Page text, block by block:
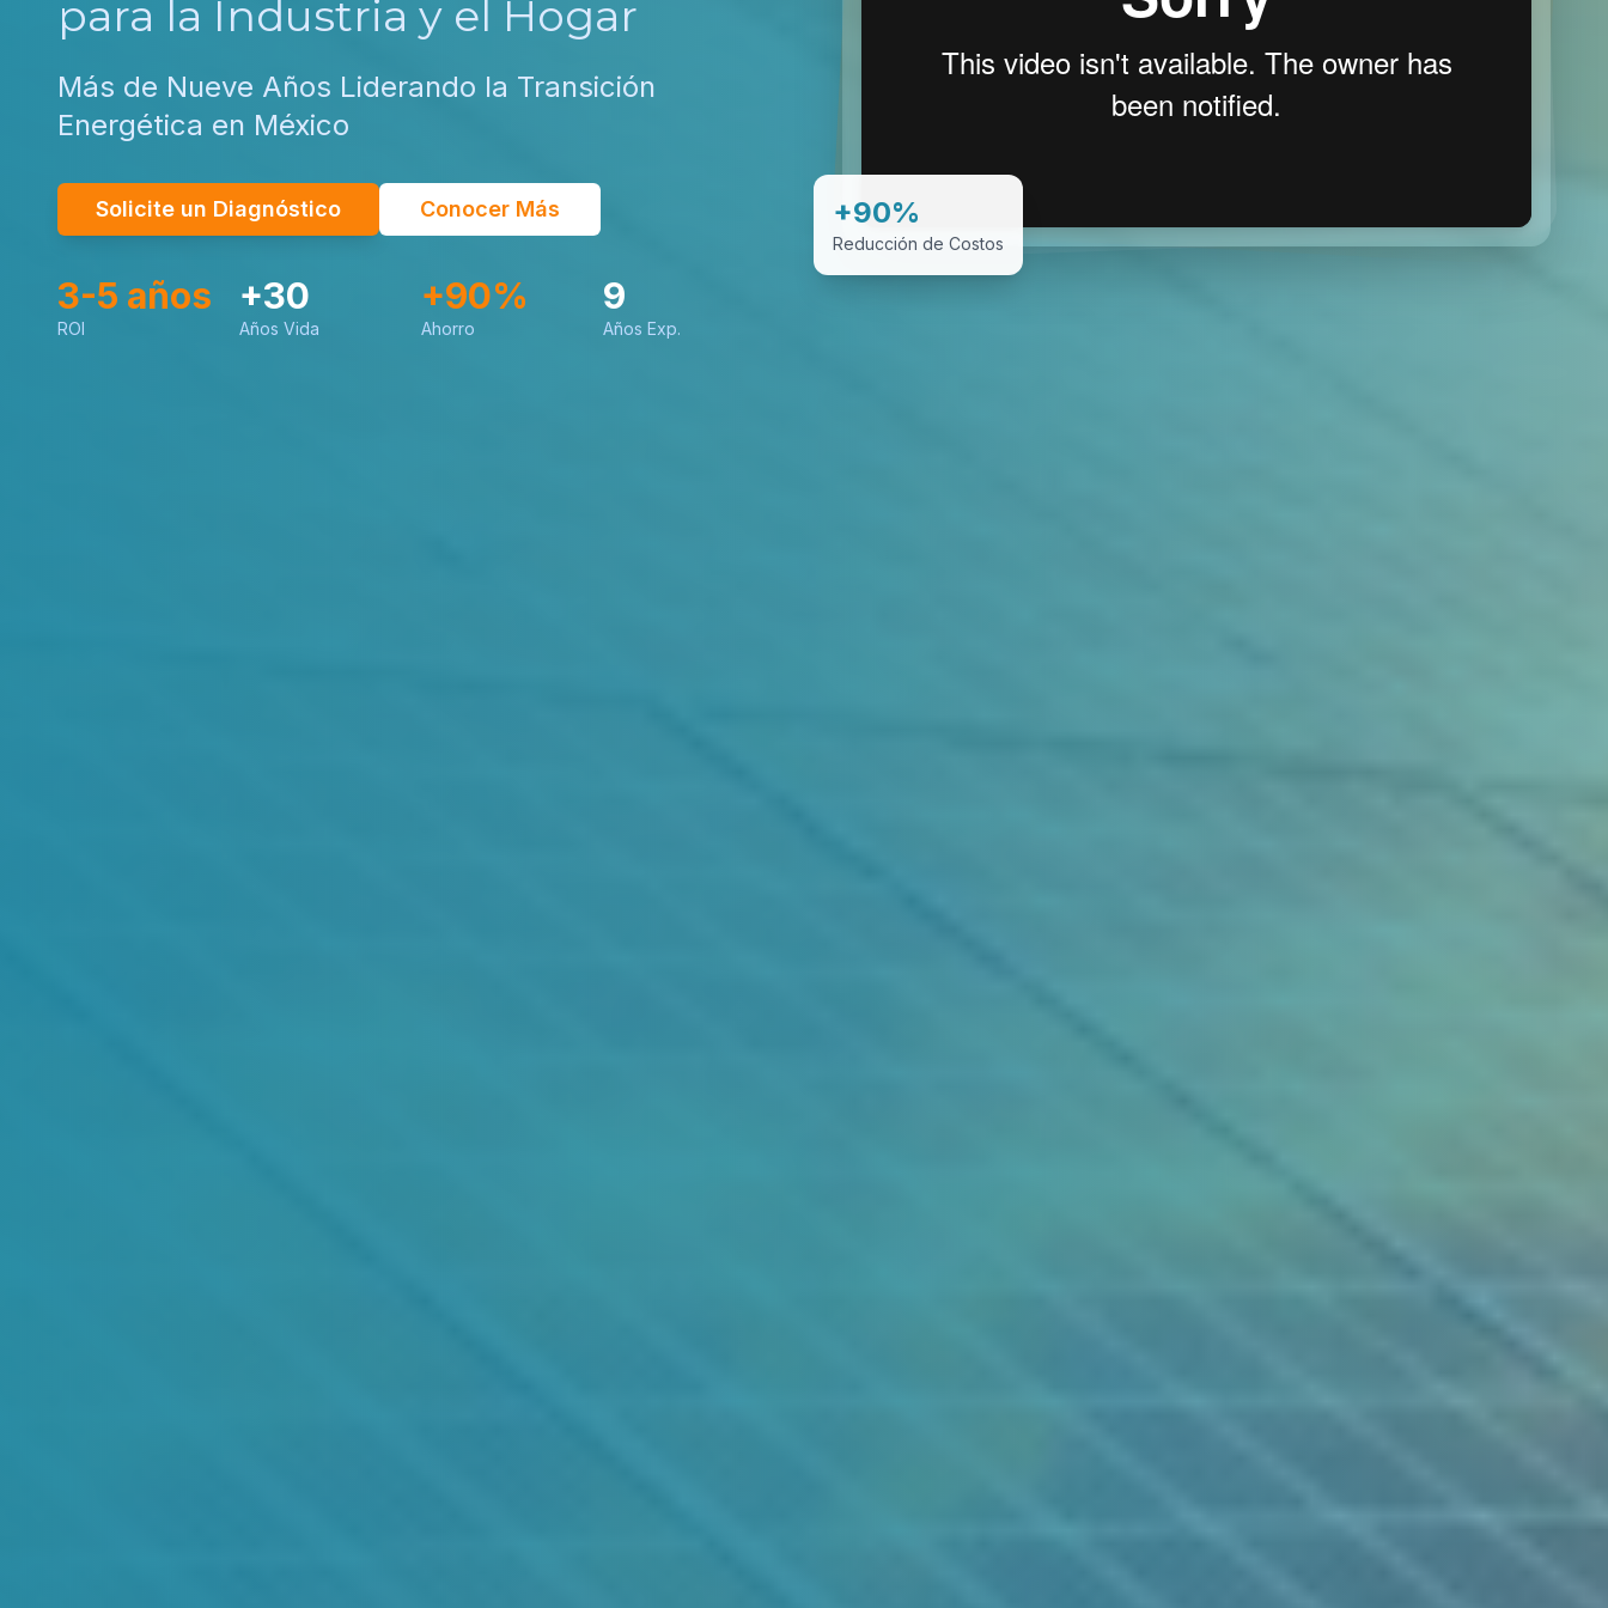
para la Industria y el Hogar
Más de Nueve Años Liderando la Transición
Energética en México
Solicite un Diagnóstico Conocer Más
3-5 años
ROI
+30
Años Vida
+90%
Ahorro
9
Años Exp.
+90%
Reducción de Costos